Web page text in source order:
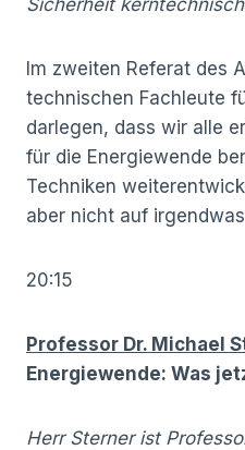
Im zweiten Referat des
technischen Fachleute
darlegen, dass wir alle
für die Energiewende
Techniken
aber nicht auf
20:15
Professor Dr. Michael
Energiewende: Was
Herr Sterner ist